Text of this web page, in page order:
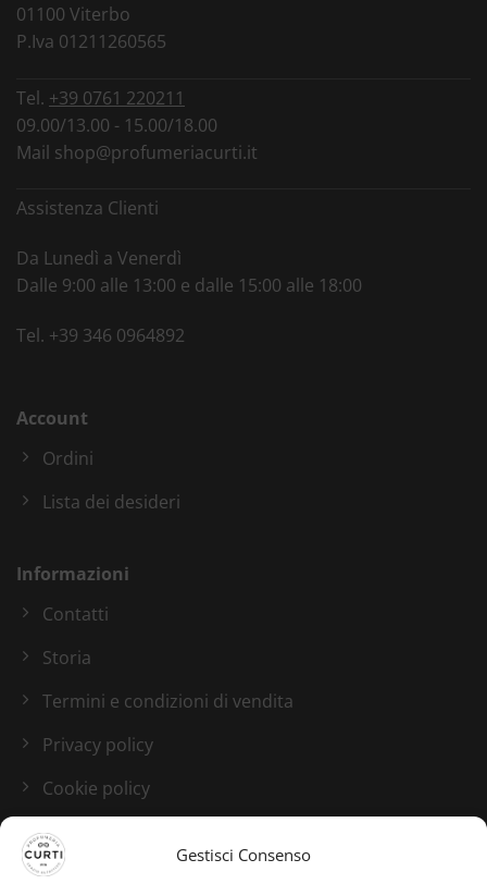
Gestisci Consenso
01100 Viterbo
P.Iva 01211260565
Tel. +39 0761 220211
09.00/13.00 - 15.00/18.00
Mail shop@profumeriacurti.it
Assistenza Clienti
Da Lunedì a Venerdì
Dalle 9:00 alle 13:00 e dalle 15:00 alle 18:00
Tel. +39 346 0964892
Account
Ordini
Lista dei desideri
Informazioni
Contatti
Storia
Termini e condizioni di vendita
Privacy policy
Cookie policy
Blog